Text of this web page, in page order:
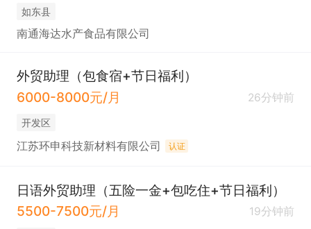
如东县
南通海达水产食品有限公司
外贸助理（包食宿+节日福利）
6000-8000元/月
26分钟前
开发区
江苏环申科技新材料有限公司 认证
日语外贸助理（五险一金+包吃住+节日福利）
5500-7500元/月
19分钟前